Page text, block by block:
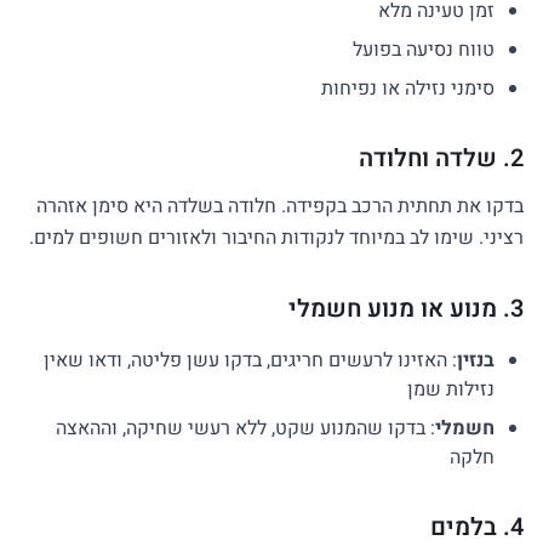
זמן טעינה מלא
טווח נסיעה בפועל
סימני נזילה או נפיחות
2. שלדה וחלודה
בדקו את תחתית הרכב בקפידה. חלודה בשלדה היא סימן אזהרה
רציני. שימו לב במיוחד לנקודות החיבור ולאזורים חשופים למים.
3. מנוע או מנוע חשמלי
בנזין: האזינו לרעשים חריגים, בדקו עשן פליטה, ודאו שאין
נזילות שמן
חשמלי: בדקו שהמנוע שקט, ללא רעשי שחיקה, וההאצה
חלקה
4. בלמים